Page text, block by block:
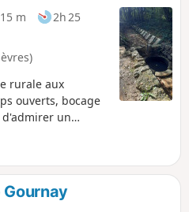
m
2h 25
rurale aux
ouverts, bocage
un
prétendues
Gournay